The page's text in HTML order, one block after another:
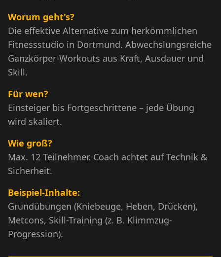
Worum geht's?
Die effektive Alternative zum herkömmlichen
Fitnessstudio in Dortmund. Abwechslungsreiche
Ganzkörper-Workouts aus Kraft, Ausdauer und
Skill.
Für wen?
Einsteiger bis Fortgeschrittene – jede Übung
wird skaliert.
Wie groß?
Max. 12 Teilnehmer. Coach achtet auf Technik &
Sicherheit.
Beispiel-Inhalte:
Grundübungen (Kniebeuge, Heben, Drücken),
Metcons, Skill-Training (z. B. Klimmzug-
Progression).